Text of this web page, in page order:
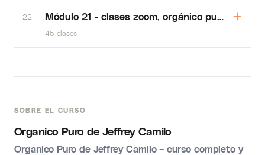
SOBRE EL CURSO
Organico Puro de Jeffrey Camilo
Organico Puro de Jeffrey Camilo – curso completo y
22 Módulo 21 - clases zoom, orgánico puro
45 clases